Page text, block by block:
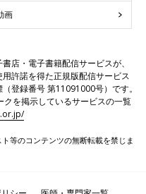
画
店・電子書籍配信サービスが、
許諾を得た正規版配信サービス
登録番号 第11091000号）です。
クを掲示しているサービスの一覧
等のコンテンツの無断転載を禁じま